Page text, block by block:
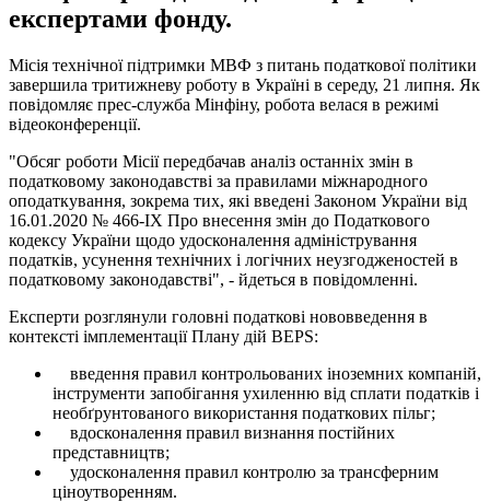
експертами фонду.
Місія технічної підтримки МВФ з питань податкової політики
завершила тритижневу роботу в Україні в середу, 21 липня. Як
повідомляє прес-служба Мінфіну, робота велася в режимі
відеоконференції.
"Обсяг роботи Місії передбачав аналіз останніх змін в
податковому законодавстві за правилами міжнародного
оподаткування, зокрема тих, які введені Законом України від
16.01.2020 № 466-IX Про внесення змін до Податкового
кодексу України щодо удосконалення адміністрування
податків, усунення технічних і логічних неузгодженостей в
податковому законодавстві", - йдеться в повідомленні.
Експерти розглянули головні податкові нововведення в
контексті імплементації Плану дій BEPS:
введення правил контрольованих іноземних компаній,
інструменти запобігання ухиленню від сплати податків і
необґрунтованого використання податкових пільг;
вдосконалення правил визнання постійних
представництв;
удосконалення правил контролю за трансферним
ціноутворенням.